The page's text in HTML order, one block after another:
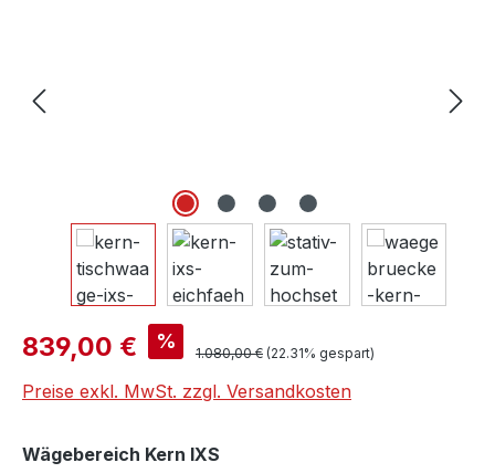
Verkaufspreis:
839,00 € % Regulärer Preis:
1.080,00 € (22.31% gespart)
Preise exkl. MwSt. zzgl. Versandkosten
Wägebereich Kern IXS